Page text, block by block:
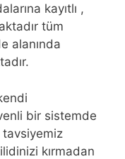
kayıtlı ,
tüm
alanında
bir sistemde
tavsiyemiz
kırmadan